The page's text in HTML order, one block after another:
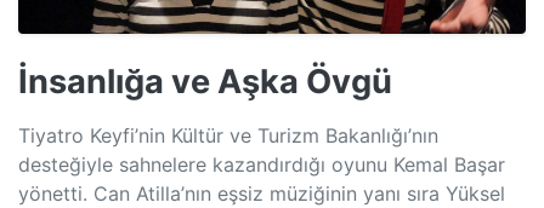
İnsanlığa ve Aşka Övgü
Tiyatro Keyfi’nin Kültür ve Turizm Bakanlığı’nın
desteğiyle sahnelere kazandırdığı oyunu Kemal Başar
yönetti. Can Atilla’nın eşsiz müziğinin yanı sıra Yüksel